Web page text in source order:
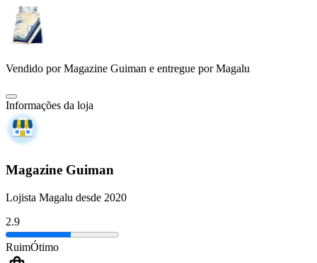
Vendido porMagazine Guiman e entregue por Magalu
Informações da loja
Magazine Guiman
Lojista Magalu desde 2020
2.9
RuimÓtimo